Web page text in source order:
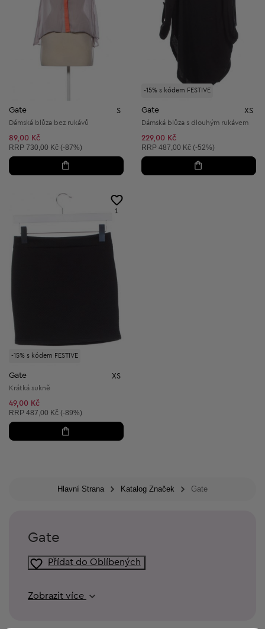
Gate S
Dámská blůza bez rukávů
89,00 Kč
Doporučená cena:
RRP 730,00 Kč (-87%)
-15% s kódem FESTIVE
Gate XS
Dámská blůza s dlouhým rukávem
229,00 Kč
Doporučená cena:
RRP 487,00 Kč (-52%)
-15% s kódem FESTIVE
1
Gate XS
Krátká sukně
49,00 Kč
Doporučená cena:
RRP 487,00 Kč (-89%)
Hlavní Strana Katalog Značek Gate
Gate
Přídat do Oblíbených
Zobrazit více